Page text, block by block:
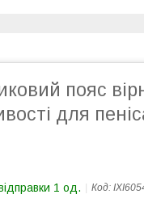
пояс
для
1 од. Код: